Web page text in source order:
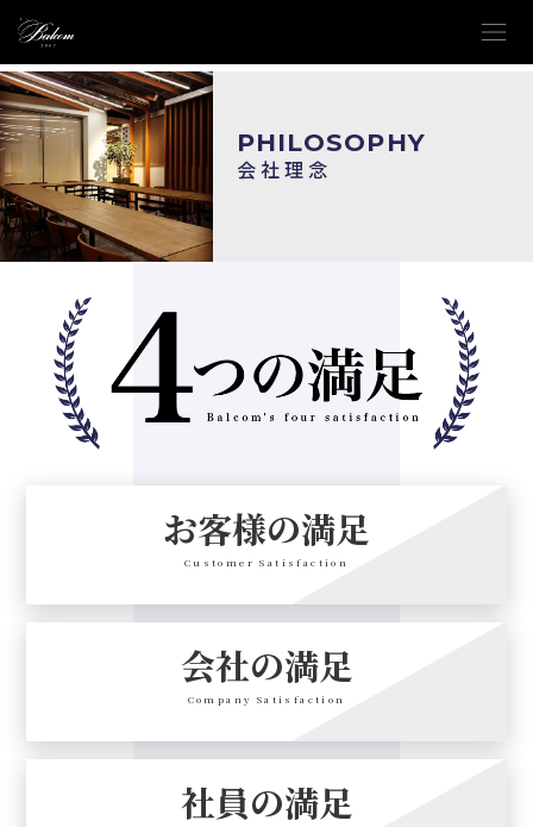
menu
PHILOSOPHY
会社理念
お客様の満足
Customer Satisfaction
会社の満足
Company Satisfaction
社員の満足